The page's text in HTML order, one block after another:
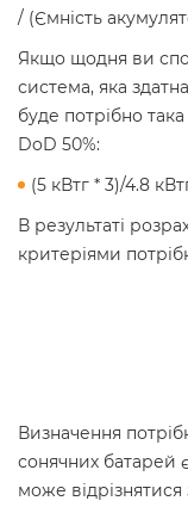
/ (Ємність
Якщо щодня ви
система, яка
буде потрібно
DoD 50%:
(5 кВтг * 3)/4.8
В результаті
критеріями
Визначення
сонячних батарей
може